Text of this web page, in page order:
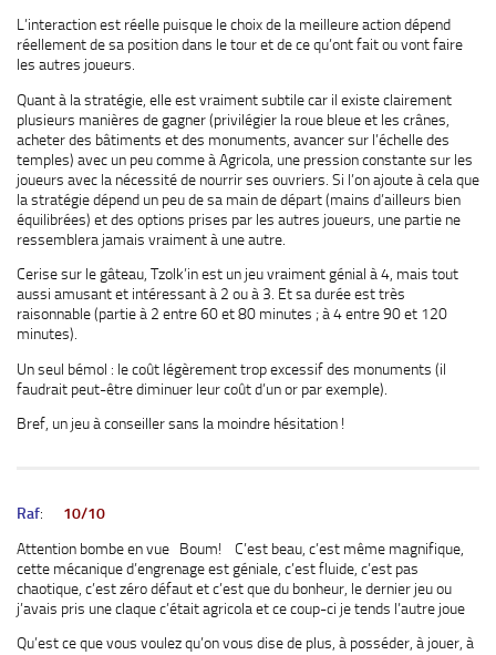
L’interaction est réelle puisque le choix de la meilleure action dépend
réellement de sa position dans le tour et de ce qu’ont fait ou vont faire
les autres joueurs.
Quant à la stratégie, elle est vraiment subtile car il existe clairement
plusieurs manières de gagner (privilégier la roue bleue et les crânes,
acheter des bâtiments et des monuments, avancer sur l’échelle des
temples) avec un peu comme à Agricola, une pression constante sur les
joueurs avec la nécessité de nourrir ses ouvriers. Si l’on ajoute à cela que
la stratégie dépend un peu de sa main de départ (mains d’ailleurs bien
équilibrées) et des options prises par les autres joueurs, une partie ne
ressemblera jamais vraiment à une autre.
Cerise sur le gâteau, Tzolk’in est un jeu vraiment génial à 4, mais tout
aussi amusant et intéressant à 2 ou à 3. Et sa durée est très
raisonnable (partie à 2 entre 60 et 80 minutes ; à 4 entre 90 et 120
minutes).
Un seul bémol : le coût légèrement trop excessif des monuments (il
faudrait peut-être diminuer leur coût d’un or par exemple).
Bref, un jeu à conseiller sans la moindre hésitation !
Raf: 10/10
Attention bombe en vue Boum! C’est beau, c’est même magnifique,
cette mécanique d’engrenage est géniale, c’est fluide, c’est pas
chaotique, c’est zéro défaut et c’est que du bonheur, le dernier jeu ou
j’avais pris une claque c’était agricola et ce coup-ci je tends l’autre joue
Qu’est ce que vous voulez qu’on vous dise de plus, à posséder, à jouer, à